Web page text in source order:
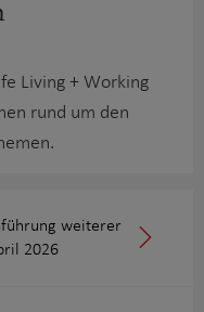
Living + Working
rund um den
weiterer
2026